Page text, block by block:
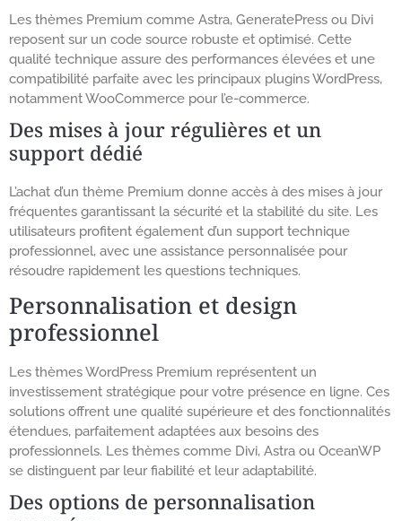
Les thèmes Premium comme Astra, GeneratePress ou Divi
reposent sur un code source robuste et optimisé. Cette
qualité technique assure des performances élevées et une
compatibilité parfaite avec les principaux plugins WordPress,
notamment WooCommerce pour l’e-commerce.
Des mises à jour régulières et un
support dédié
L’achat d’un thème Premium donne accès à des mises à jour
fréquentes garantissant la sécurité et la stabilité du site. Les
utilisateurs profitent également d’un support technique
professionnel, avec une assistance personnalisée pour
résoudre rapidement les questions techniques.
Personnalisation et design
professionnel
Les thèmes WordPress Premium représentent un
investissement stratégique pour votre présence en ligne. Ces
solutions offrent une qualité supérieure et des fonctionnalités
étendues, parfaitement adaptées aux besoins des
professionnels. Les thèmes comme Divi, Astra ou OceanWP
se distinguent par leur fiabilité et leur adaptabilité.
Des options de personnalisation